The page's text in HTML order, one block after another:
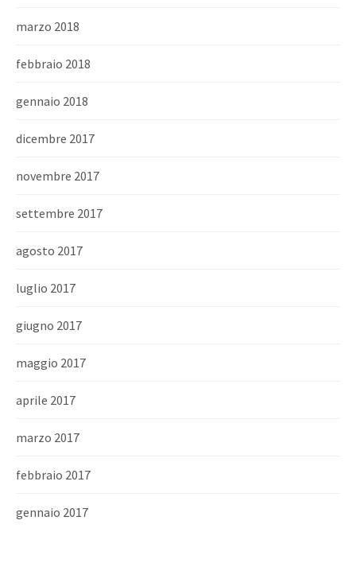
marzo 2018
febbraio 2018
gennaio 2018
dicembre 2017
novembre 2017
settembre 2017
agosto 2017
luglio 2017
giugno 2017
maggio 2017
aprile 2017
marzo 2017
febbraio 2017
gennaio 2017